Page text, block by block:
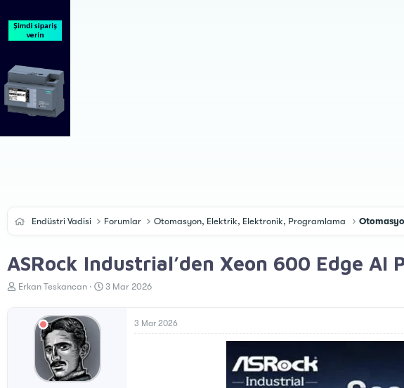
Endüstri Vadisi Forumlar Otomasyon, Elektrik, Elektronik, Programlama
ASRock Industrial’den Xeon 600 Edge AI
K
Erkan Teskancan
B
3 Mar 2026
3 Mar 2026